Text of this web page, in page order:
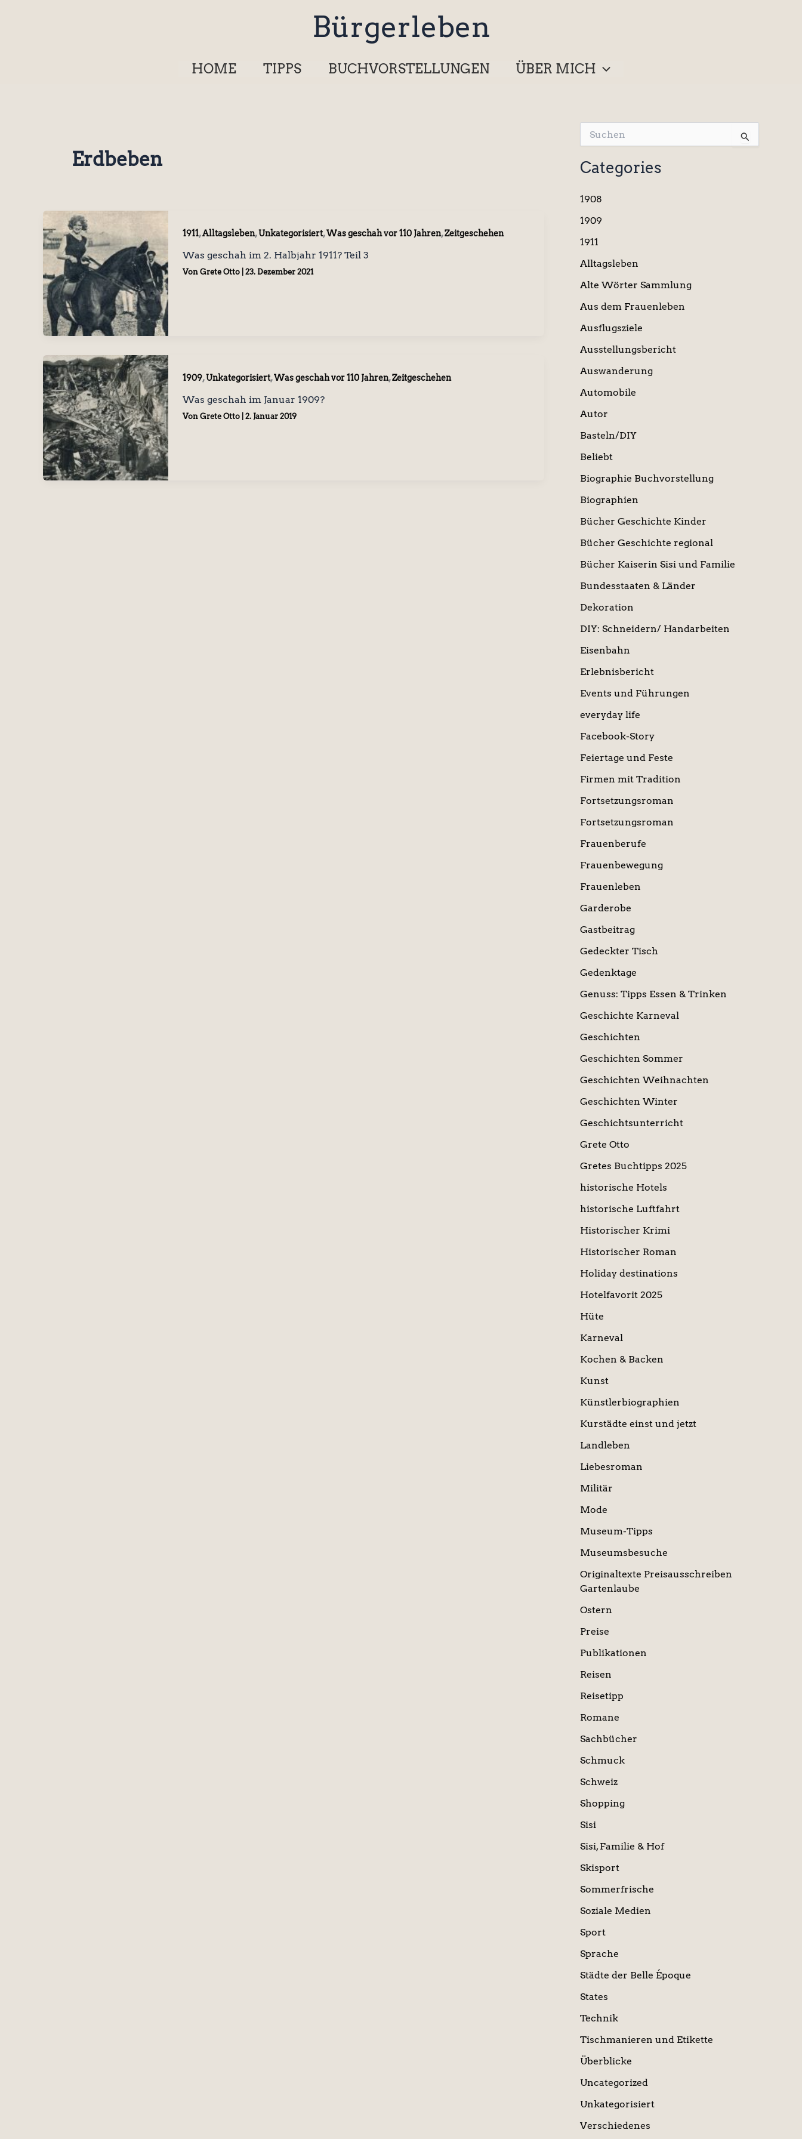
Bürgerleben
HOME TIPPS BUCHVORSTELLUNGEN ÜBER MICH
Erdbeben
1911,Alltagsleben,Unkategorisiert,Was geschah vor 110 Jahren,Zeitgeschehen
Was geschah im 2. Halbjahr 1911? Teil 3
Von Grete Otto 23. Dezember 2021
1909,Unkategorisiert,Was geschah vor 110 Jahren,Zeitgeschehen
Was geschah im Januar 1909?
Von Grete Otto 2. Januar 2019
u
c
h
n
a
h
Categories
1908
1909
1911
Alltagsleben
Alte Wörter Sammlung
Aus dem Frauenleben
Ausflugsziele
Ausstellungsbericht
Auswanderung
Automobile
Autor
Basteln/DIY
Beliebt
Biographie Buchvorstellung
Biographien
Bücher Geschichte Kinder
Bücher Geschichte regional
Bücher Kaiserin Sisi und Familie
Bundesstaaten & Länder
Dekoration
DIY: Schneidern/ Handarbeiten
Eisenbahn
Erlebnisbericht
Events und Führungen
everyday life
Facebook-Story
Feiertage und Feste
Firmen mit Tradition
Fortsetzungsroman
Fortsetzungsroman
Frauenberufe
Frauenbewegung
Frauenleben
Garderobe
Gastbeitrag
Gedeckter Tisch
Gedenktage
Genuss: Tipps Essen & Trinken
Geschichte Karneval
Geschichten
Geschichten Sommer
Geschichten Weihnachten
Geschichten Winter
Geschichtsunterricht
Grete Otto
Gretes Buchtipps 2025
historische Hotels
historische Luftfahrt
Historischer Krimi
Historischer Roman
Holiday destinations
Hotelfavorit 2025
Hüte
Karneval
Kochen & Backen
Kunst
Künstlerbiographien
Kurstädte einst und jetzt
Landleben
Liebesroman
Militär
Mode
Museum-Tipps
Museumsbesuche
Originaltexte Preisausschreiben
Gartenlaube
Ostern
Preise
Publikationen
Reisen
Reisetipp
Romane
Sachbücher
Schmuck
Schweiz
Shopping
Sisi
Sisi, Familie & Hof
Skisport
Sommerfrische
Soziale Medien
Sport
Sprache
Städte der Belle Époque
States
Technik
Tischmanieren und Etikette
Überblicke
Uncategorized
Unkategorisiert
Verschiedenes